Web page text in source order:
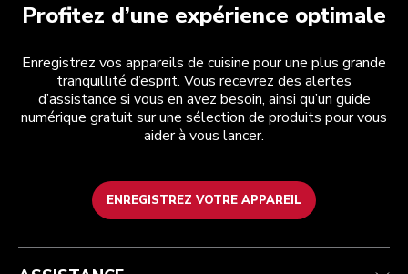
Profitez d’une expérience optimale
Enregistrez vos appareils de cuisine pour une plus grande
tranquillité d’esprit. Vous recevrez des alertes
d’assistance si vous en avez besoin, ainsi qu’un guide
numérique gratuit sur une sélection de produits pour vous
aider à vous lancer.
ENREGISTREZ VOTRE APPAREIL
Health Check
Conditions générales de vente
La marque
Trouver une boutique